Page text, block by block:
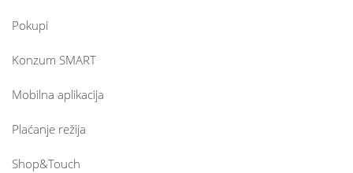
Pokupi
Konzum SMART
Mobilna aplikacija
Plaćanje režija
Shop&Touch